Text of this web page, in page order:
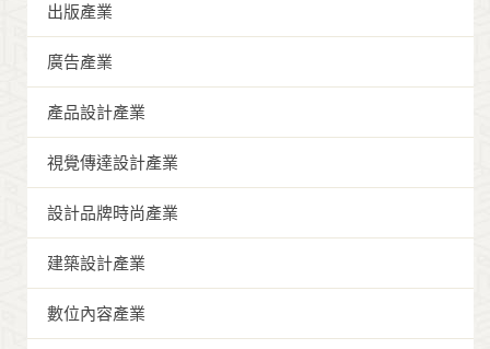
出版產業
廣告產業
產品設計產業
視覺傳達設計產業
設計品牌時尚產業
建築設計產業
數位內容產業